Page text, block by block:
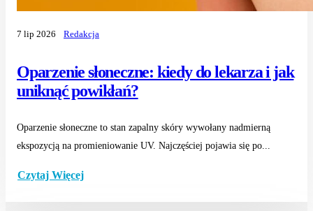
Oparzenie słoneczne: kiedy do lekarza i jak
uniknąć powikłań?
7 lip 2026 Redakcja
Oparzenie słoneczne to stan zapalny skóry wywołany nadmierną
ekspozycją na promieniowanie UV. Najczęściej pojawia się po...
Czytaj Więcej